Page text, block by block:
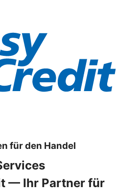
für den Handel
— Ihr Partner für